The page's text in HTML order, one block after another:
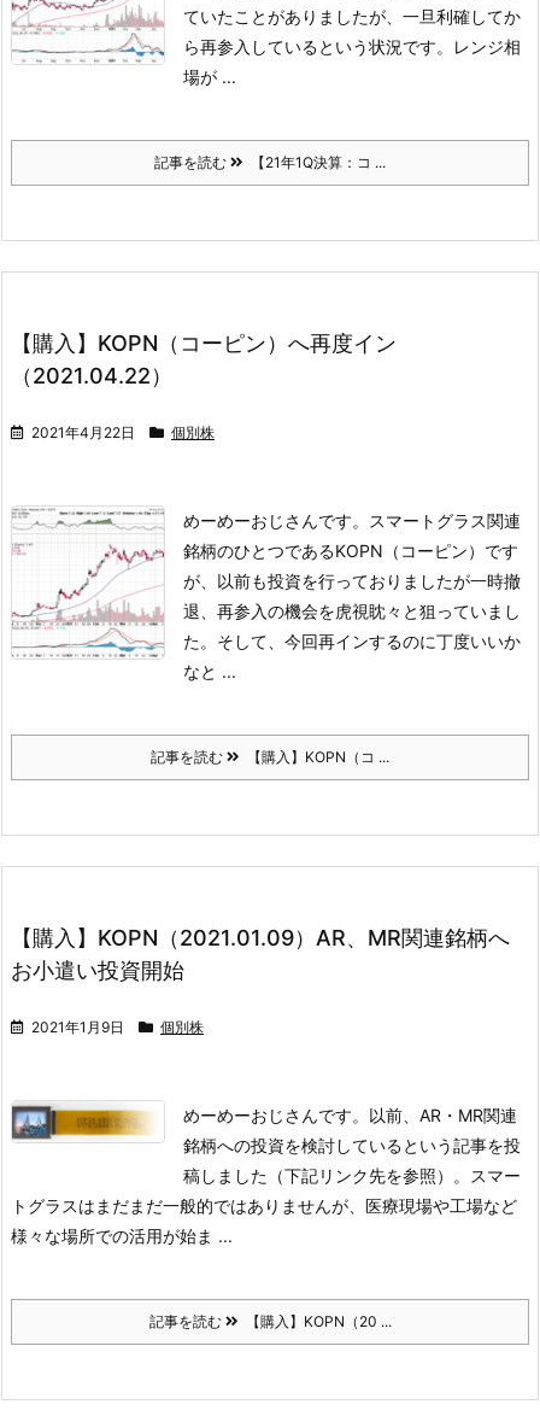
ていたことがありましたが、一旦利確してか
ら再参入しているという状況です。
レンジ相
場が ...
記事を読む 【21年1Q決算：コ ...
【購入】KOPN（コーピン）へ再度イン
（2021.04.22）
2021年4月22日 個別株
めーめーおじさんです。
スマートグラス関連
銘柄のひとつであるKOPN（コーピン）です
が、以前も投資を行っておりましたが一時撤
退、再参入の機会を虎視眈々と狙っていまし
た。 そして、今回再インするのに丁度いいか
なと ...
記事を読む 【購入】KOPN（コ ...
【購入】KOPN（2021.01.09）AR、MR関連銘柄へ
お小遣い投資開始
2021年1月9日 個別株
めーめーおじさんです。 以前、AR・MR関連
銘柄への投資を検討しているという記事を投
稿しました（下記リンク先を参照）。
スマー
トグラスはまだまだ一般的ではありませんが、医療現場や工場など
様々な場所での活用が始ま ...
記事を読む 【購入】KOPN（20 ...